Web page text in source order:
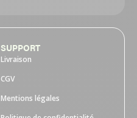
SUPPORT
Livraison
CGV
Mentions légales